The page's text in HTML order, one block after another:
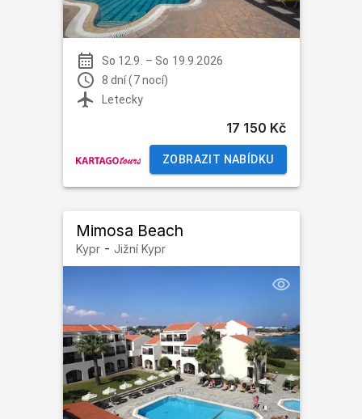
So 12.9. – So 19.9.2026
8 dní (7 nocí)
Letecky
17 150 Kč
ZOBRAZIT NABÍDKU
Mimosa Beach
Kypr- Jižní Kypr